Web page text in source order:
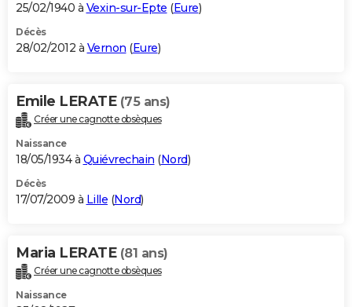
25/02/1940 à Vexin-sur-Epte (Eure)
Décès
28/02/2012 à Vernon (Eure)
Emile LERATE (75 ans)
Créer une cagnotte obsèques
Naissance
18/05/1934 à Quiévrechain (Nord)
Décès
17/07/2009 à Lille (Nord)
Maria LERATE (81 ans)
Créer une cagnotte obsèques
Naissance